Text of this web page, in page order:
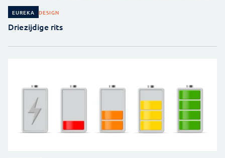
EUREKA DESIGN
Driezijdige rits